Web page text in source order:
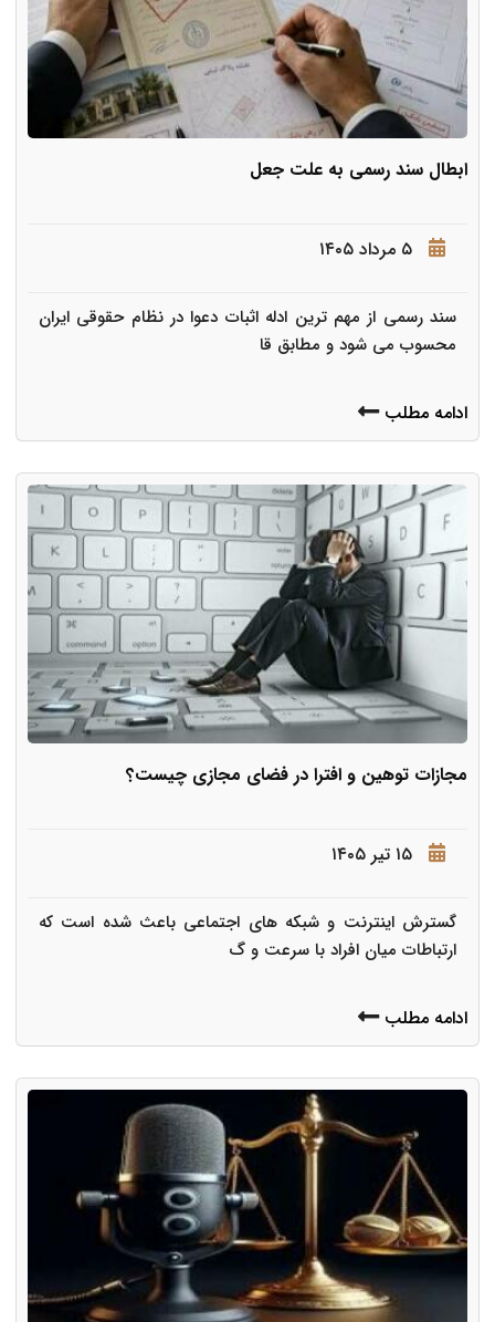
ابطال سند رسمی به علت جعل
۵ مرداد ۱۴۰۵
سند رسمی از مهم ترین ادله اثبات دعوا در نظام حقوقی ایران
محسوب می شود و مطابق قا
ادامه مطلب
مجازات توهین و افترا در فضای مجازی چیست؟
۱۵ تیر ۱۴۰۵
گسترش اینترنت و شبکه های اجتماعی باعث شده است که
ارتباطات میان افراد با سرعت و گ
ادامه مطلب